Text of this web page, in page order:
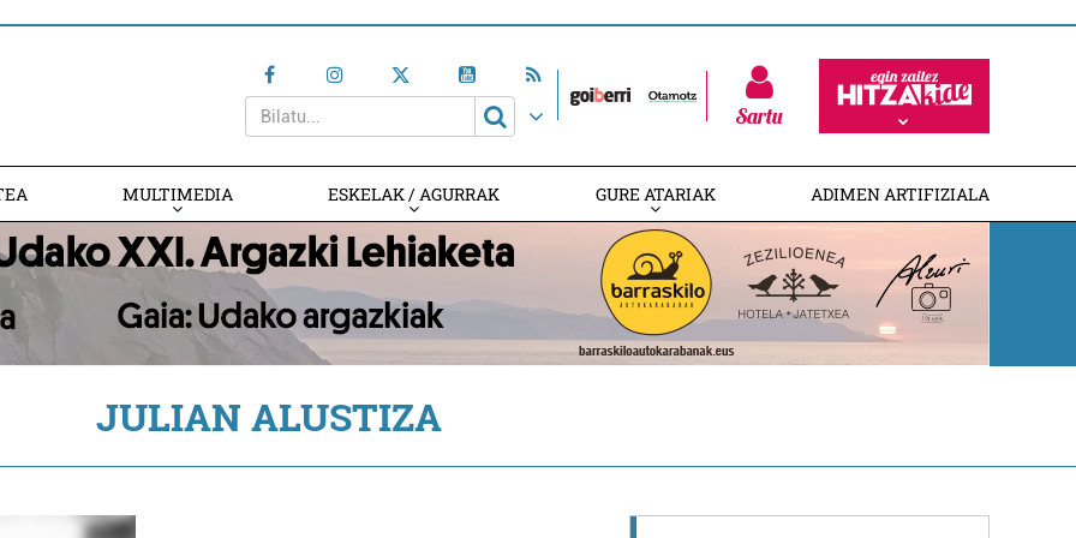
Sartu
MULTIMEDIA ESKELAK / AGURRAK GURE ATARIAK ADIMEN ARTIFIZIALA
JULIAN ALUSTIZA